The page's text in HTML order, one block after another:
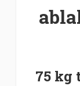
75 kg